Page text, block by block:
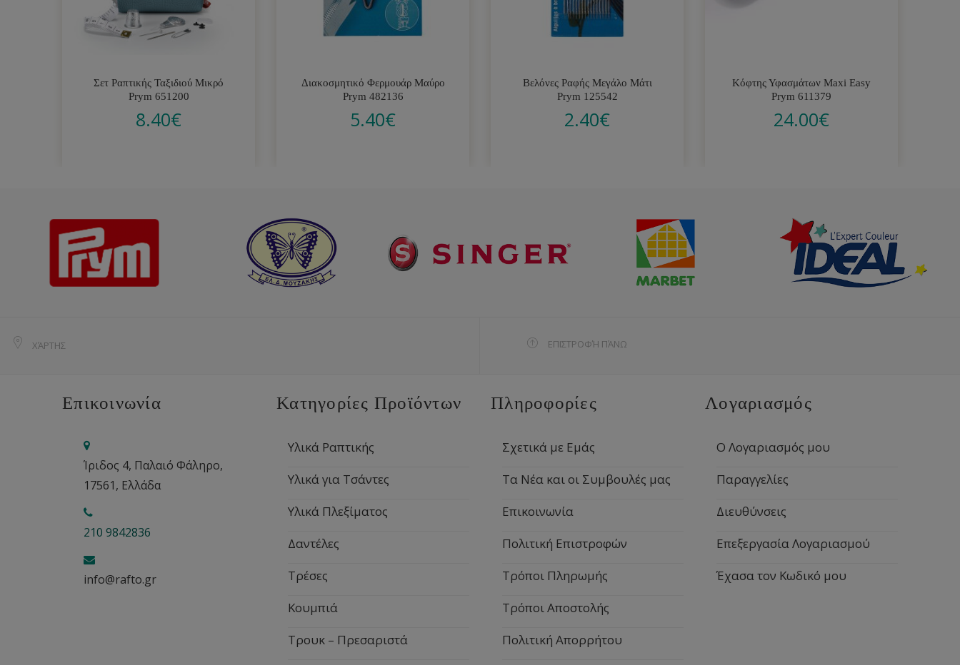
Σετ Ραπτικής Ταξιδιού Μικρό
Prym 651200
8.40€
Διακοσμητικό Φερμουάρ Μαύρο
Prym 482136
5.40€
Βελόνες Ραφής Μεγάλο Μάτι
Prym 125542
2.40€
Κόφτης Υφασμάτων Maxi Easy
Prym 611379
24.00€
ΧΆΡΤΗΣ ΕΠΙΣΤΡΟΦΉ ΠΆΝΩ
Επικοινωνία
Ίριδος 4, Παλαιό Φάληρο,
17561, Ελλάδα
210 9842836
info@rafto.gr
Κατηγορίες Προϊόντων
Υλικά Ραπτικής
Υλικά για Τσάντες
Υλικά Πλεξίματος
Δαντέλες
Τρέσες
Κουμπιά
Τρουκ – Πρεσαριστά
Πληροφορίες
Σχετικά με Εμάς
Τα Νέα και οι Συμβουλές μας
Επικοινωνία
Πολιτική Επιστροφών
Τρόποι Πληρωμής
Τρόποι Αποστολής
Πολιτική Απορρήτου
Λογαριασμός
Ο Λογαριασμός μου
Παραγγελίες
Διευθύνσεις
Επεξεργασία Λογαριασμού
Έχασα τον Κωδικό μου